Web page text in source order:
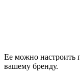
Ее можно настроить
вашему бренду.